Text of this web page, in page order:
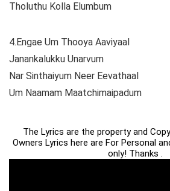
Tholuthu Kolla Elumbum
4.Engae Um Thooya Aaviyaal
Janankalukku Unarvum
Nar Sinthaiyum Neer Eevathaal
Um Naamam Maatchimaipadum
The Lyrics are the property and
Owners Lyrics here are For Personal
only! Thanks .